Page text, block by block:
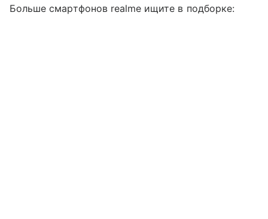
Больше смартфонов realme ищите в подборке: